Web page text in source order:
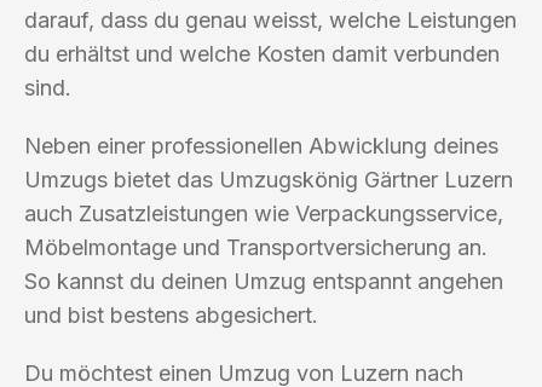
darauf, dass du genau weisst, welche Leistungen
du erhältst und welche Kosten damit verbunden
sind.
Neben einer professionellen Abwicklung deines
Umzugs bietet das Umzugskönig Gärtner Luzern
auch Zusatzleistungen wie Verpackungsservice,
Möbelmontage und Transportversicherung an.
So kannst du deinen Umzug entspannt angehen
und bist bestens abgesichert.
Du möchtest einen Umzug von Luzern nach